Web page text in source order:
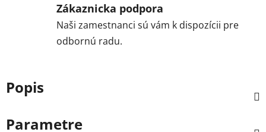
Zákaznicka podpora
Naši zamestnanci sú vám k dispozícii pre
odbornú radu.
Popis
Parametre